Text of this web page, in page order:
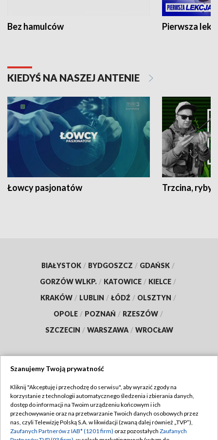
Bez hamulców Pierwsza
KIEDYŚ NA NASZEJ ANTENIE
Łowcy pasjonatów Trzcina, ryby
BIAŁYSTOK / BYDGOSZCZ / GDAŃSK /
GORZÓW WLKP. / KATOWICE / KIELCE /
KRAKÓW / LUBLIN / ŁÓDŹ / OLSZTYN /
OPOLE / POZNAŃ / RZESZÓW /
SZCZECIN / WARSZAWA / WROCŁAW
TVP
Abonament TVP
Emisja w TVP
Regulamin TVP
Polityka prywatności
Szanujemy Twoją prywatność
Kliknij "Akceptuję i przechodzę do serwisu", aby wyrazić zgody na
korzystanie z technologii automatycznego śledzenia i zbierania danych,
dostęp do informacji na Twoim urządzeniu końcowym i ich
przechowywanie oraz na przetwarzanie Twoich danych osobowych przez
nas, czyli Telewizję Polską S.A. w likwidacji (zwaną dalej również „TVP”),
Zaufanych Partnerów z IAB* (1201 firm) oraz pozostałych Zaufanych